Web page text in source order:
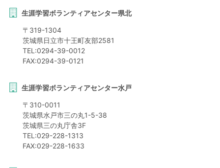
生涯学習ボランティアセンター県北
〒 319-1304
茨城県日立市十王町友部2581
TEL:0294-39-0012
FAX:0294-39-0121
生涯学習ボランティアセンター水戸
〒 310-0011
茨城県水戸市三の丸1-5-38
茨城県三の丸庁舎3F
TEL:029-228-1313
FAX:029-228-1633